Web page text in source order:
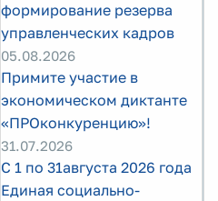
формирование резерва
управленческих кадров
05.08.2026
Примите участие в
экономическом диктанте
«ПРОконкуренцию»!
31.07.2026
С 1 по 31августа 2026 года
Единая социально-